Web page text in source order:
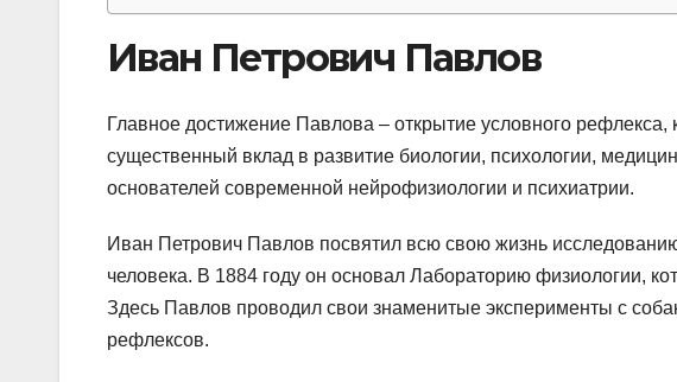
Иван Петрович Павлов
Главное достижение Павлова – открытие условного
существенный вклад в развитие биологии, психологии,
основателей современной нейрофизиологии и психиатрии.
Иван Петрович Павлов посвятил всю свою жизнь
человека. В 1884 году он основал Лабораторию физиологии,
Здесь Павлов проводил свои знаменитые эксперименты с
рефлексов.